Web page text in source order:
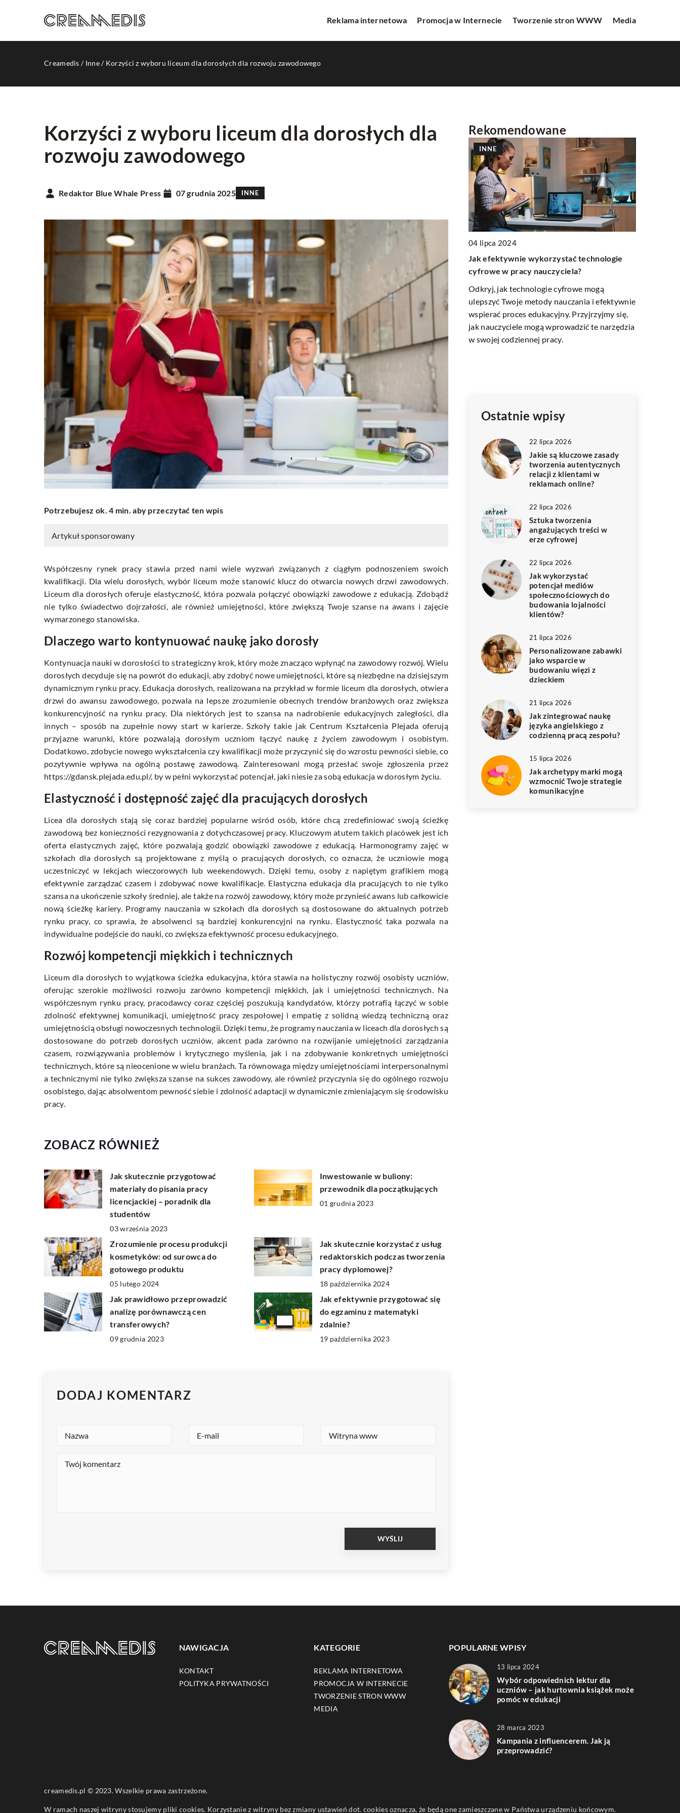
Reklama internetowa Promocja w Internecie Tworzenie stron WWW Media
Creamedis / Inne/ Korzyści z wyboru liceum dla dorosłych dla rozwoju zawodowego
Korzyści z wyboru liceum dla dorosłych dla
rozwoju zawodowego
Redaktor Blue Whale Press 07 grudnia 2025 INNE
Potrzebujesz ok. 4 min. aby przeczytać ten wpis
Artykuł sponsorowany
Współczesny rynek pracy stawia przed nami wiele wyzwań związanych z ciągłym podnoszeniem swoich
kwalifikacji. Dla wielu dorosłych, wybór liceum może stanowić klucz do otwarcia nowych drzwi zawodowych.
Liceum dla dorosłych oferuje elastyczność, która pozwala połączyć obowiązki zawodowe z edukacją. Zdobądź
nie tylko świadectwo dojrzałości, ale również umiejętności, które zwiększą Twoje szanse na awans i zajęcie
wymarzonego stanowiska.
Dlaczego warto kontynuować naukę jako dorosły
Kontynuacja nauki w dorosłości to strategiczny krok, który może znacząco wpłynąć na zawodowy rozwój. Wielu
dorosłych decyduje się na powrót do edukacji, aby zdobyć nowe umiejętności, które są niezbędne na dzisiejszym
dynamicznym rynku pracy. Edukacja dorosłych, realizowana na przykład w formie liceum dla dorosłych, otwiera
drzwi do awansu zawodowego, pozwala na lepsze zrozumienie obecnych trendów branżowych oraz zwiększa
konkurencyjność na rynku pracy. Dla niektórych jest to szansa na nadrobienie edukacyjnych zaległości, dla
innych – sposób na zupełnie nowy start w karierze. Szkoły takie jak Centrum Kształcenia Plejada oferują
przyjazne warunki, które pozwalają dorosłym uczniom łączyć naukę z życiem zawodowym i osobistym.
Dodatkowo, zdobycie nowego wykształcenia czy kwalifikacji może przyczynić się do wzrostu pewności siebie, co
pozytywnie wpływa na ogólną postawę zawodową. Zainteresowani mogą przesłać swoje zgłoszenia przez
https://gdansk.plejada.edu.pl/, by w pełni wykorzystać potencjał, jaki niesie za sobą edukacja w dorosłym życiu.
Elastyczność i dostępność zajęć dla pracujących dorosłych
Licea dla dorosłych stają się coraz bardziej popularne wśród osób, które chcą zredefiniować swoją ścieżkę
zawodową bez konieczności rezygnowania z dotychczasowej pracy. Kluczowym atutem takich placówek jest ich
oferta elastycznych zajęć, które pozwalają godzić obowiązki zawodowe z edukacją. Harmonogramy zajęć w
szkołach dla dorosłych są projektowane z myślą o pracujących dorosłych, co oznacza, że uczniowie mogą
uczestniczyć w lekcjach wieczorowych lub weekendowych. Dzięki temu, osoby z napiętym grafikiem mogą
efektywnie zarządzać czasem i zdobywać nowe kwalifikacje. Elastyczna edukacja dla pracujących to nie tylko
szansa na ukończenie szkoły średniej, ale także na rozwój zawodowy, który może przynieść awans lub całkowicie
nową ścieżkę kariery. Programy nauczania w szkołach dla dorosłych są dostosowane do aktualnych potrzeb
rynku pracy, co sprawia, że absolwenci są bardziej konkurencyjni na rynku. Elastyczność taka pozwala na
indywidualne podejście do nauki, co zwiększa efektywność procesu edukacyjnego.
Rozwój kompetencji miękkich i technicznych
Liceum dla dorosłych to wyjątkowa ścieżka edukacyjna, która stawia na holistyczny rozwój osobisty uczniów,
oferując szerokie możliwości rozwoju zarówno kompetencji miękkich, jak i umiejętności technicznych. Na
współczesnym rynku pracy, pracodawcy coraz częściej poszukują kandydatów, którzy potrafią łączyć w sobie
zdolność efektywnej komunikacji, umiejętność pracy zespołowej i empatię z solidną wiedzą techniczną oraz
umiejętnością obsługi nowoczesnych technologii. Dzięki temu, że programy nauczania w liceach dla dorosłych są
dostosowane do potrzeb dorosłych uczniów, akcent pada zarówno na rozwijanie umiejętności zarządzania
czasem, rozwiązywania problemów i krytycznego myślenia, jak i na zdobywanie konkretnych umiejętności
technicznych, które są nieocenione w wielu branżach. Ta równowaga między umiejętnościami interpersonalnymi
a technicznymi nie tylko zwiększa szanse na sukces zawodowy, ale również przyczynia się do ogólnego rozwoju
osobistego, dając absolwentom pewność siebie i zdolność adaptacji w dynamicznie zmieniającym się środowisku
pracy.
ZOBACZ RÓWNIEŻ
Jak skutecznie przygotować
materiały do pisania pracy
licencjackiej – poradnik dla
studentów
03 września 2023
Inwestowanie w buliony:
przewodnik dla początkujących
01 grudnia 2023
Zrozumienie procesu produkcji
kosmetyków: od surowca do
gotowego produktu
05 lutego 2024
Jak skutecznie korzystać z usług
redaktorskich podczas tworzenia
pracy dyplomowej?
18 października 2024
Jak prawidłowo przeprowadzić
analizę porównawczą cen
transferowych?
09 grudnia 2023
Jak efektywnie przygotować się
do egzaminu z matematyki
zdalnie?
19 października 2023
DODAJ KOMENTARZ
Rekomendowane
TWORZENIE STRON WWW
06 stycznia 2025
Jak budowa strony internetowej może
wspierać Twoją strategię marketingową?
Dowiedz się, jak optymalnie zaprojektować
stronę internetową, aby skutecznie wspierała
Twoje działania marketingowe. Odkryj
kluczowe elementy, które wpływają na sukces
online.
08 czerwca 2026
Jak wybrać idealną saladerkę do Twojej
restauracji?
Odkryj, jak wybrać saladerkę, która nie tylko
podniesie walory estetyczne potraw, ale także
będzie praktyczna i trwała. Zapoznaj się z
naszym poradnikiem, aby dowiedzieć się, jakie
materiały, kształty i rozmiary będą najlepsze
dla Twojej restauracji.
INNE
04 lipca 2024
Jak efektywnie wykorzystać technologie
cyfrowe w pracy nauczyciela?
Odkryj, jak technologie cyfrowe mogą
ulepszyć Twoje metody nauczania i efektywnie
wspierać proces edukacyjny. Przyjrzyjmy się,
jak nauczyciele mogą wprowadzić te narzędzia
w swojej codziennej pracy.
Ostatnie wpisy
22 lipca 2026
Jakie są kluczowe zasady
tworzenia autentycznych
relacji z klientami w
reklamach online?
22 lipca 2026
Sztuka tworzenia
angażujących treści w
erze cyfrowej
22 lipca 2026
Jak wykorzystać
potencjał mediów
społecznościowych do
budowania lojalności
klientów?
21 lipca 2026
Personalizowane zabawki
jako wsparcie w
budowaniu więzi z
dzieckiem
21 lipca 2026
Jak zintegrować naukę
języka angielskiego z
codzienną pracą zespołu?
15 lipca 2026
Jak archetypy marki mogą
wzmocnić Twoje strategie
komunikacyjne
NAWIGACJA
KONTAKT
POLITYKA PRYWATNOŚCI
KATEGORIE
REKLAMA INTERNETOWA
PROMOCJA W INTERNECIE
TWORZENIE STRON WWW
MEDIA
POPULARNE WPISY
13 lipca 2024
Wybór odpowiednich lektur dla
uczniów – jak hurtownia książek może
pomóc w edukacji
28 marca 2023
Kampania z influencerem. Jak ją
przeprowadzić?
creamedis.pl © 2023. Wszelkie prawa zastrzeżone.
W ramach naszej witryny stosujemy pliki cookies. Korzystanie z witryny bez zmiany ustawień dot. cookies oznacza, że będą one zamieszczane w Państwa urządzeniu końcowym.